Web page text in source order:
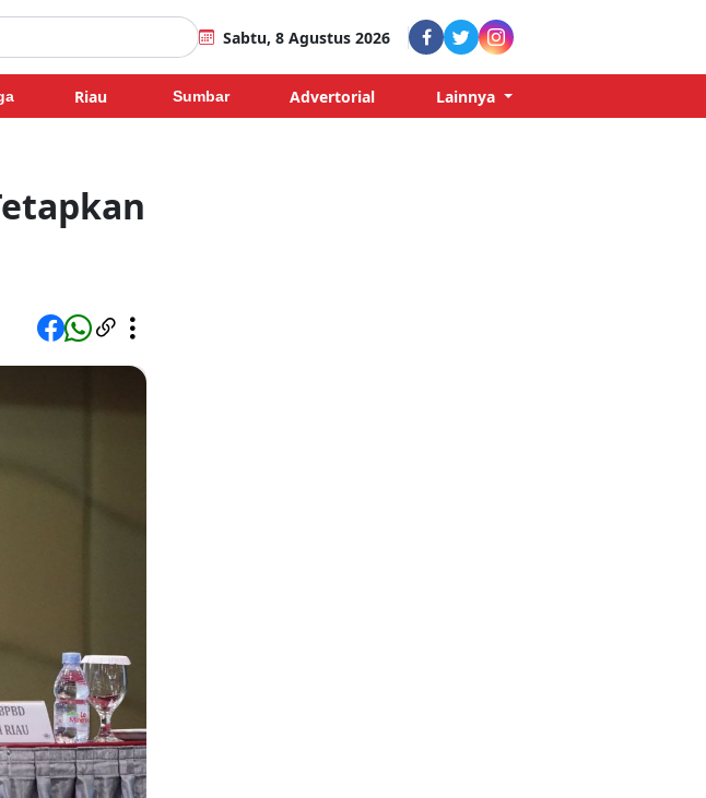
Sabtu, 8 Agustus 2026
Riau Sumbar Advertorial Lainnya